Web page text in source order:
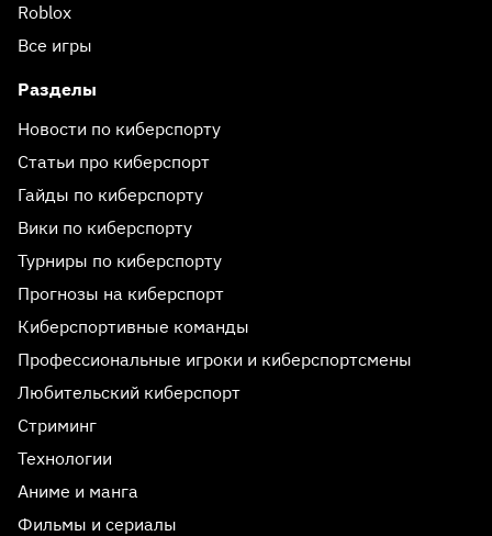
Roblox
Все игры
Разделы
Новости по киберспорту
Статьи про киберспорт
Гайды по киберспорту
Вики по киберспорту
Турниры по киберспорту
Прогнозы на киберспорт
Киберспортивные команды
Профессиональные игроки и киберспортсмены
Любительский киберспорт
Стриминг
Технологии
Аниме и манга
Фильмы и сериалы